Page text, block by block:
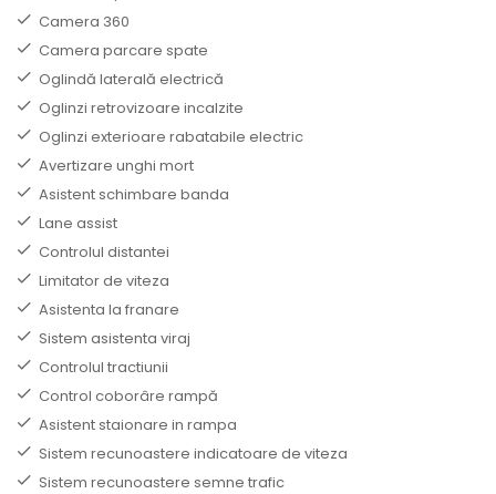
Camera 360
Camera parcare spate
Oglindă laterală electrică
Oglinzi retrovizoare incalzite
Oglinzi exterioare rabatabile electric
Avertizare unghi mort
Asistent schimbare banda
Lane assist
Controlul distantei
Limitator de viteza
Asistenta la franare
Sistem asistenta viraj
Controlul tractiunii
Control coborâre rampă
Asistent staionare in rampa
Sistem recunoastere indicatoare de viteza
Sistem recunoastere semne trafic